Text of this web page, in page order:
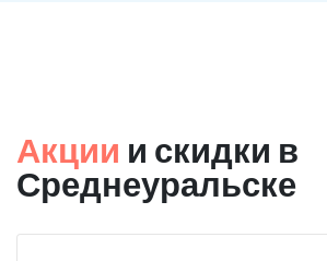
Акции и скидки в
Среднеуральске